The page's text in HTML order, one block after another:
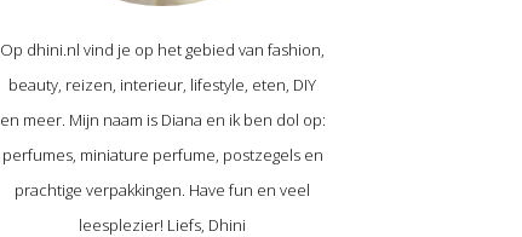
Op dhini.nl vind je op het gebied van fashion,
beauty, reizen, interieur, lifestyle, eten, DIY
en meer. Mijn naam is Diana en ik ben dol op:
perfumes, miniature perfume, postzegels en
prachtige verpakkingen. Have fun en veel
leesplezier! Liefs, Dhini